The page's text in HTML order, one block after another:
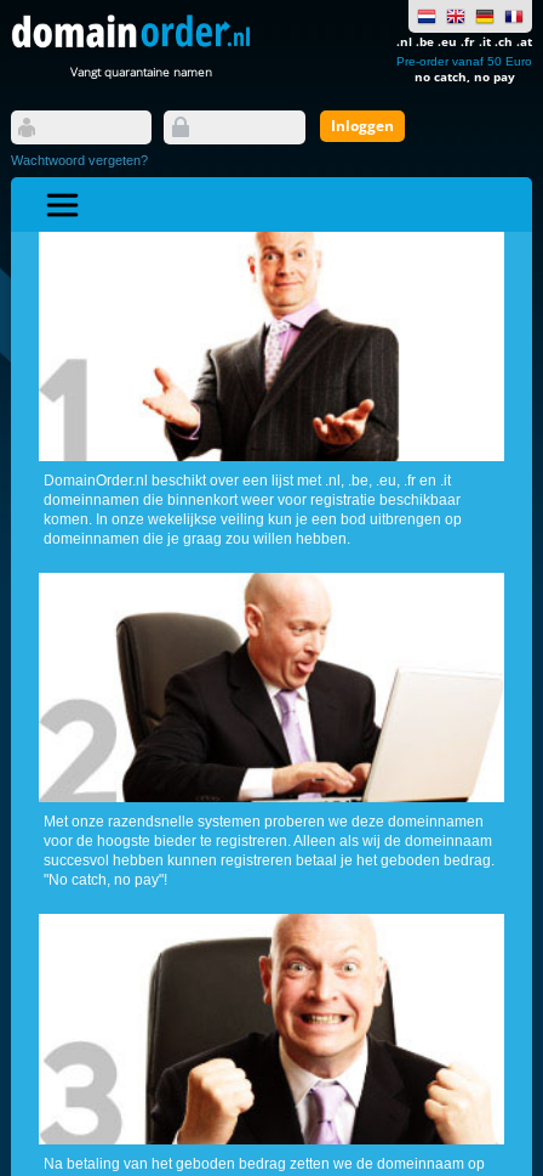
Vangt quarantaine namen
.nl .be .eu .fr .it .ch .at
Pre-order vanaf 50 Euro
no catch, no pay
Wachtwoord vergeten?
DomainOrder.nl beschikt over een lijst met .nl, .be, .eu, .fr en .it
domeinnamen die binnenkort weer voor registratie beschikbaar
komen. In onze wekelijkse veiling kun je een bod uitbrengen op
domeinnamen die je graag zou willen hebben.
Met onze razendsnelle systemen proberen we deze domeinnamen
voor de hoogste bieder te registreren. Alleen als wij de domeinnaam
succesvol hebben kunnen registreren betaal je het geboden bedrag.
"No catch, no pay"!
Na betaling van het geboden bedrag zetten we de domeinnaam op